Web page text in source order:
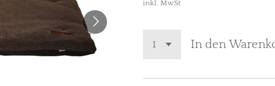
inkl. MwSt
In den